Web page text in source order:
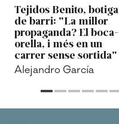
Tejidos Benito, botiga
de barri: "La millor
propaganda? El boca-
orella, i més en un
carrer sense sortida"
Alejandro García